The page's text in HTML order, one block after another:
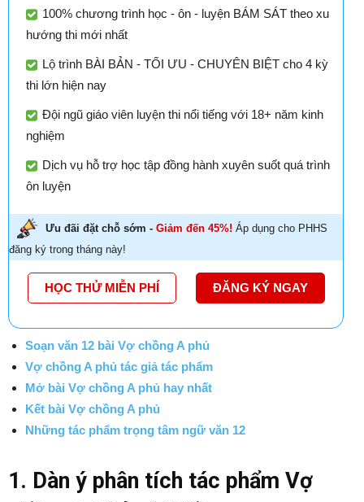
100% chương trình học - ôn - luyện BÁM SÁT theo xu
hướng thi mới nhất
Lộ trình BÀI BẢN - TỐI ƯU - CHUYÊN BIỆT cho 4 kỳ
thi lớn hiện nay
Đội ngũ giáo viên luyện thi nổi tiếng với 18+ năm kinh
nghiệm
Dịch vụ hỗ trợ học tập đồng hành xuyên suốt quá trình
ôn luyện
Ưu đãi đặt chỗ sớm - Giảm đến 45%! Áp dụng cho PHHS
đăng ký trong tháng này!
HỌC THỬ MIỄN PHÍ ĐĂNG KÝ NGAY
Soạn văn 12 bài Vợ chồng A phủ
Vợ chồng A phủ tác giả tác phẩm
Mở bài Vợ chồng A phủ hay nhất
Kết bài Vợ chồng A phủ
Những tác phẩm trọng tâm ngữ văn 12
1. Dàn ý phân tích tác phẩm Vợ